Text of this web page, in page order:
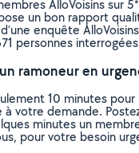
AlloVoisins sur
un bon rapport
enquête
personnes
ramoneur en
10 minutes
à votre demande.
minutes un
pour votre besoin